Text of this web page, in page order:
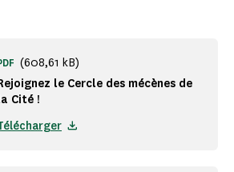
le Cercle des mécènes de
Cité !
(608,61 kB)